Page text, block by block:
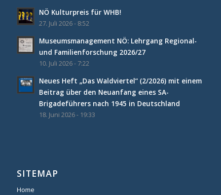
NÖ Kulturpreis für WHB!
27. Juli 2026 - 8:52
Museumsmanagement NÖ: Lehrgang Regional-
und Familienforschung 2026/27
10. Juli 2026 - 7:22
Neues Heft „Das Waldviertel“ (2/2026) mit einem
Beitrag über den Neuanfang eines SA-
Brigadeführers nach 1945 in Deutschland
18. Juni 2026 - 19:33
SITEMAP
Home